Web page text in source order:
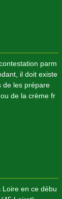
parm
il doit existe
de les prépare
de la crème fr
en ce débu